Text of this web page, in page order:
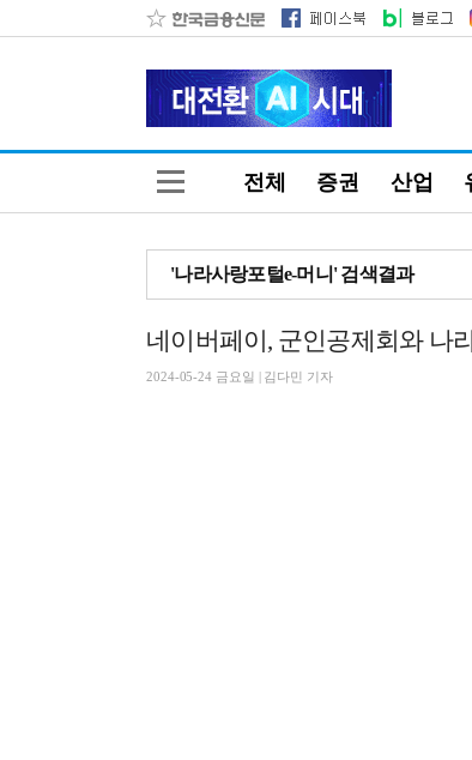
전체 증권 산업
'나라사랑포털e-머니' 검색결과
네이버페이, 군인공제회와 나
2024-05-24 금요일 | 김다민 기자